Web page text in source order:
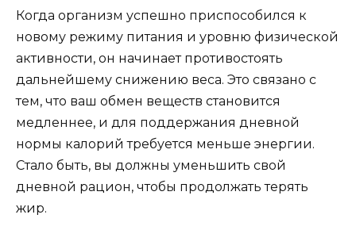
Когда организм успешно приспособился к
новому режиму питания и уровню физической
активности, он начинает противостоять
дальнейшему снижению веса. Это связано с
тем, что ваш обмен веществ становится
медленнее, и для поддержания дневной
нормы калорий требуется меньше энергии.
Стало быть, вы должны уменьшить свой
дневной рацион, чтобы продолжать терять
жир.